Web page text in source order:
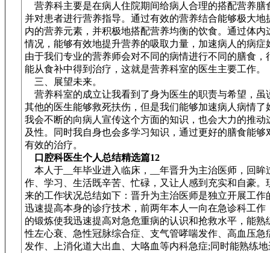
营养科主要是在病人住院期间给病人合理的搭配营养膳
并对患者进行营养指导。通过有效的营养结合能够极大地
内的营养元素，并积极地搭配营养均衡的饮食。通过体内
情况，能够有效地提升营养的吸取力量，加速病人的病症
由于我们专业的营养师会对不同的病情进行不同的膳食，
能从食补中得到治疗，这就是营养科室的医生主要工作。
三、展望未来。
营养科室的成立让我看到了身为医生的职责与希望，虽
其他的医生能够救死扶伤，但是我们能够加速病人病情了
我会不断的向病人宣传这个方面的知识，也会大力的推动
及性。同时我自身也会多学习知识，通过更好的膳食能够
有效的治疗。
口腔科医生个人总结精选篇12
本人于__年毕业进入临床，__年晋升为主治医师，回眸
作、学习、生活既辛苦、忙碌，又让人感到充实和自豪。
来的工作状况总结如下：晋升为主治医师是独立开展工作
迅速提高本身的诊疗技术，前两年本人一向在急诊科工作
的锻炼使我迅速提高对急危重病的认识和抢救水平，能熟
性左心衰、急性冠脉综合症、支气管哮喘发作、高血压急
发作、上消化道大出血、大咯血等内科急症;同时能熟练